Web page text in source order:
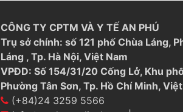
CÔNG TY CPTM VÀ Y TẾ AN PHÚ
Trụ sở chính: số 121 phố Chùa Láng,
Láng , Tp. Hà Nội, Việt Nam
VPĐD: Số 154/31/20 Cống Lở, Khu
Phường Tân Sơn, Tp. Hồ Chí Minh,
(+84)24 3259 5566